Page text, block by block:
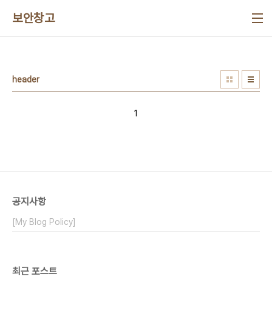
보안창고
header
1
공지사항
[My Blog Policy]
최근 포스트